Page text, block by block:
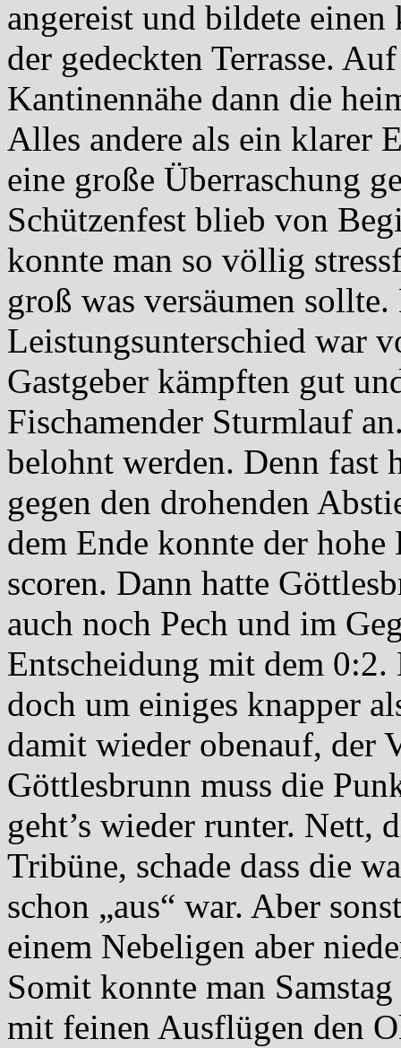
angereist und bildete
der gedeckten Terrasse.
Kantinennähe dann die
Alles andere als ein klarer
eine große Überraschung
Schützenfest blieb von
konnte man so völlig
groß was versäumen
Leistungsunterschied war
Gastgeber kämpften gut
Fischamender Sturmlauf
belohnt werden. Denn fast
gegen den drohenden
dem Ende konnte der
scoren. Dann hatte
auch noch Pech und im
Entscheidung mit dem
doch um einiges knapper
damit wieder obenauf, der
Göttlesbrunn muss die
geht’s wieder runter. Nett,
Tribüne, schade dass die
schon „aus“ war. Aber
einem Nebeligen aber
Somit konnte man
mit feinen Ausflügen den